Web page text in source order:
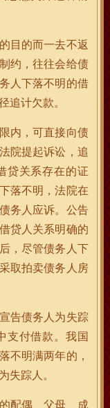
目的而一去不返
约，往往会给债
人下落不明的借
追计欠款。
内，可直接向债
院提起诉讼，追
贷关系存在的证
落不明，法院在
务人应诉。公告
贷人关系明确的
，尽管债务人下
取拍卖债务人房
告债务人为失踪
支付借款。我国
不明满两年的，
失踪人。
配偶、父母、成